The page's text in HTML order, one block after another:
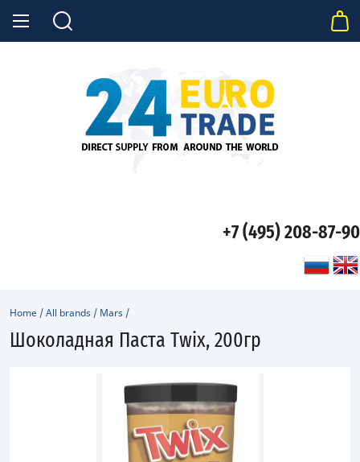
+7 (495) 208-87-90
Home /All brands / Mars /
Шоколадная Паста Twix, 200гр